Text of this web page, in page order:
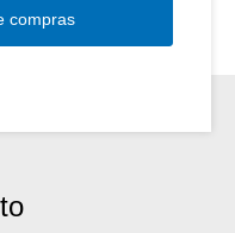
compras